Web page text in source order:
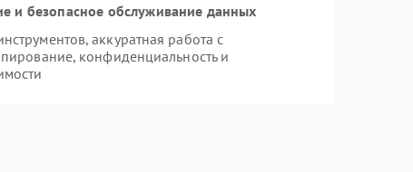
и безопасное обслуживание данных
аккуратная работа с
конфиденциальность и